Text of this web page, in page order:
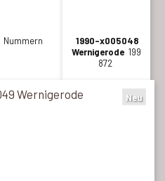
Nummern
1990-x005048
Wernigerode 199
872
Neu